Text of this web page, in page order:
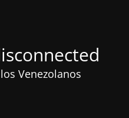
Venezolanos